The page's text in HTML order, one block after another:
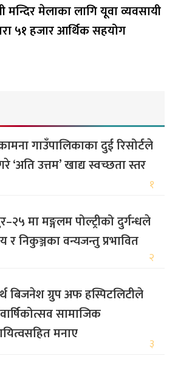
मेलाका लागि यूवा व्यवसायी
५१ हजार आर्थिक सहयोग
गाउँपालिकाका दुई रिसोर्टले
‘अति उत्तम’ खाद्य स्वच्छता स्तर
१
मा मङ्गलम पोल्ट्रीको दुर्गन्धले
र निकुञ्जका वन्यजन्तु प्रभावित
२
बिजनेश ग्रुप अफ हस्पिटलिटीले
सामाजिक
मनाए
३